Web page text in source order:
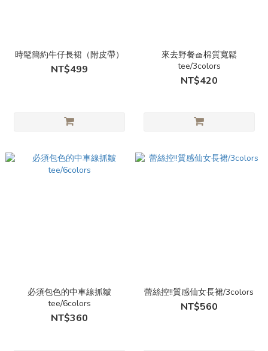
時髦簡約牛仔長裙（附皮帶）
NT$499
來去野餐🧺棉質寬鬆
tee/3colors
NT$420
必須包色的中車線抓皺
tee/6colors
NT$360
蕾絲控!!質感仙女長裙/3colors
NT$560